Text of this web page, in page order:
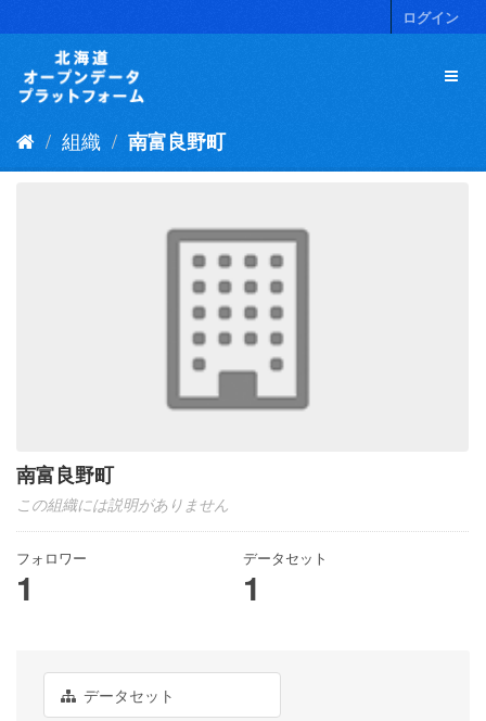
キ
ログイン
組織 南富良野町
南富良野町
この組織には説明がありません
フォロワー
1
データセット
1
データセット